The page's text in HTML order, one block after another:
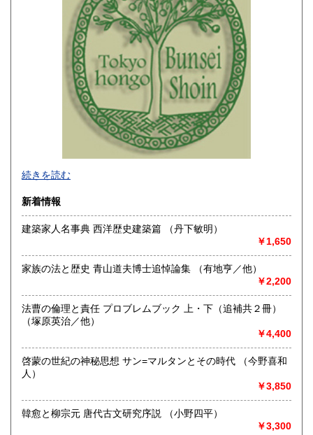
3,905円 長野県
3,905円 静岡県
3,905円 三重県
4,070円 京都府
4,070円 兵庫県
奈良県
鳥取県
岡山県 4,235円 広島県
山口県 4,235円 徳島県 4,620円
4,620円 4,620円
高知県
佐賀県 5,005円 長崎県 5,005円
熊本県 5,005円
宮崎県 5,005円 鹿児島県
☆大学・公共機関は公費払いを承りますので書類のご指示と
もお知らせ下さい。なお、公費で領収書がご必要の方は前払
☆掲載中の商品は弊社ホームページ等にて販売のものもあ
り、売り切れの節はご容赦下さい。
☆登録書籍は店頭にはございません。倉庫で在庫管理をして
いますので、ご来店いただいてもお手に取ることができませ
ん。またお引渡しは日数がかかりますことをご承知くださ
い。店頭で購入希望の場合は事前にご連絡をお願いいたしま
☆弊社ホームページよりOnline目録がご覧頂けます。
☆土日祝日は休業のためその前後のご注文品はご連絡、ご発
送が遅くなりますことご承知ください。
☆海外発送はEMSのみを取り扱います。送付先は英文表記で
沿線名：地下鉄丸ノ内線/地下鉄南北線/都営三田線/地下鉄千
営業時間：10:00-17:00
定休日：土・日・祝日
続きを読む
新着情報
建築家人名事典 西洋歴史建築篇 （丹下敏明）
￥1,650
家族の法と歴史 青山道夫博士追悼論集 （有地亨／他）
￥2,200
法曹の倫理と責任 プロブレムブック 上・下（追補共２冊）
（塚原英治／他）
￥4,400
啓蒙の世紀の神秘思想 サン=マルタンとその時代 （今野喜和
人）
￥3,850
韓愈と柳宗元 唐代古文研究序説 （小野四平）
￥3,300